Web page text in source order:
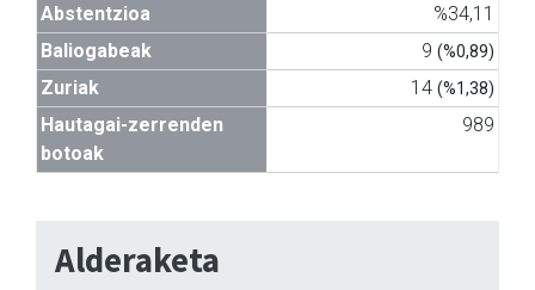
Abstentzioa
%34,11
Baliogabeak
9 (%0,89)
Zuriak 14 (%1,38)
Hautagai-zerrenden
botoak
989
Alderaketa